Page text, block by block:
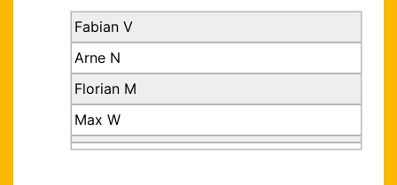
Fabian V
Arne N
Florian M
Max W